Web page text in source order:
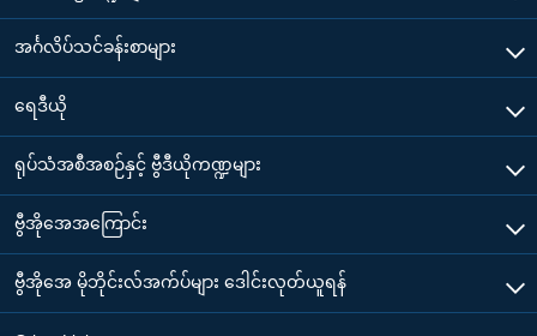
အင်္ဂလိပ်သင်ခန်းစာများ
ရေဒီယို
ရုပ်သံအစီအစဉ်နှင့် ဗွီဒီယိုကဏ္ဍများ
ဗွီအိုအေအကြောင်း
ဗွီအိုအေ မိုဘိုင်းလ်အက်ပ်များ ဒေါင်းလုတ်ယူရန်